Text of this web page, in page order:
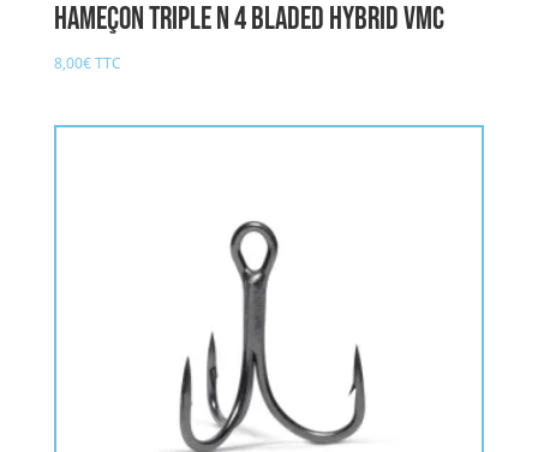
Hameçon Triple n 4 Bladed Hybrid VMC
8,00€TTC